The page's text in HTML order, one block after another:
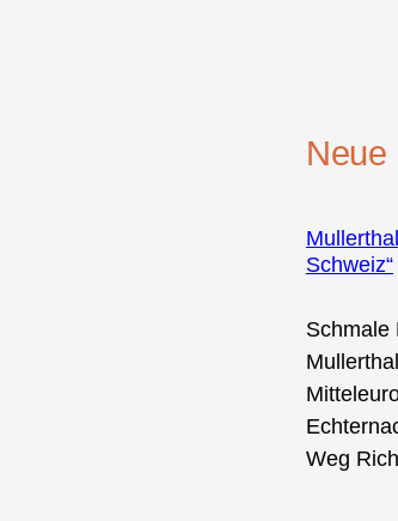
Neue
Schweiz“
Schmale
Weg